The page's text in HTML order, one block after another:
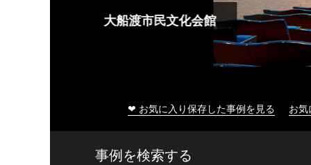
大船渡市民文化会館
❤ お気に入り保存した事例を見る お
事例を検索する